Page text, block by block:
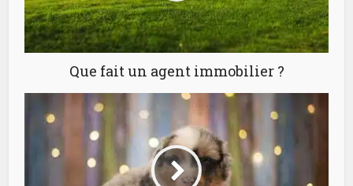
Que fait un agent immobilier ?